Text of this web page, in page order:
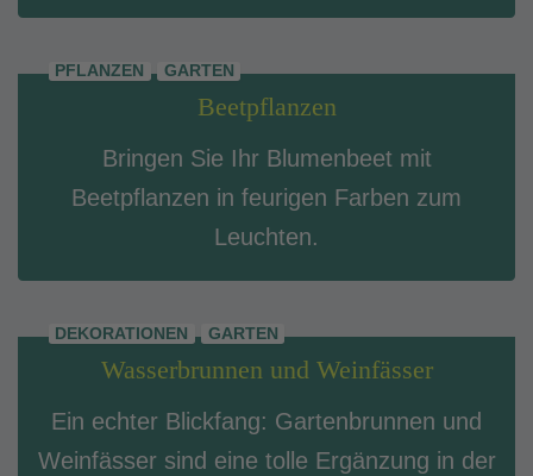
PFLANZEN GARTEN
Beetpflanzen
Bringen Sie Ihr Blumenbeet mit
Beetpflanzen in feurigen Farben zum
Leuchten.
DEKORATIONEN GARTEN
Wasserbrunnen und Weinfässer
Ein echter Blickfang: Gartenbrunnen und
Weinfässer sind eine tolle Ergänzung in der